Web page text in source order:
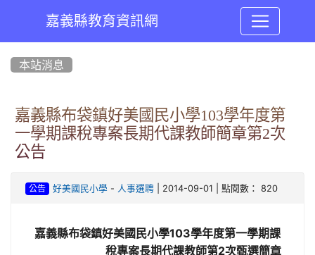
嘉義縣教育資訊網
本站消息
嘉義縣布袋鎮好美國民小學103學年度第
一學期課稅專案長期代課教師簡章第2次
公告
公告 好美國民小學- 人事選聘| 2014-09-01 | 點閱數： 820
嘉義縣布袋鎮好美國民小學103學年度第一學期課
稅專案長期代課教師第2次甄選簡章